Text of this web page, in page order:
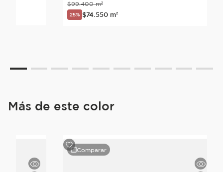
$99.400 m²
25% $74 550 m²
Más de este color
Comparar